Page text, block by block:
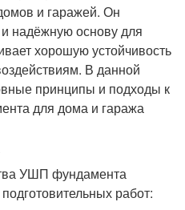
и гаражей. Он
надёжную основу для
хорошую устойчивость
В данной
принципы и подходы к
для дома и гаража
УШП фундамента
работ: